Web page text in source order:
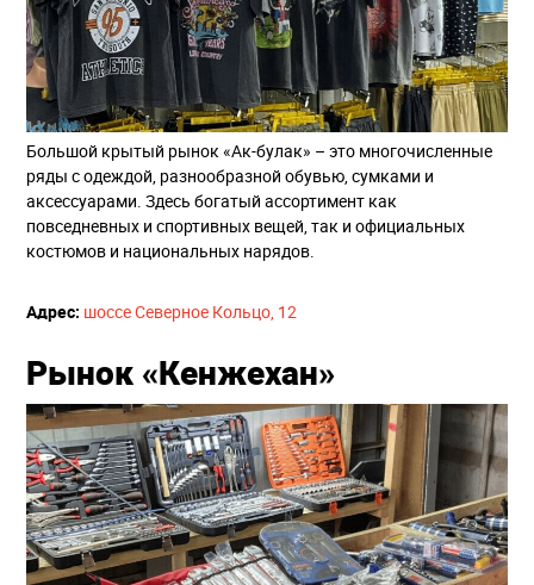
Большой крытый рынок «Ак-булак» – это многочисленные
ряды с одеждой, разнообразной обувью, сумками и
аксессуарами. Здесь богатый ассортимент как
повседневных и спортивных вещей, так и официальных
костюмов и национальных нарядов.
Адрес: шоссе Северное Кольцо, 12
Рынок «Кенжехан»